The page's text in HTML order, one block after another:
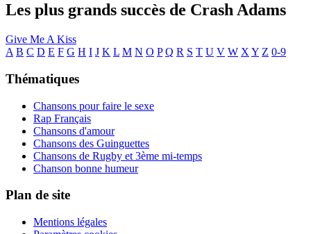
Les plus grands succès de Crash Adams
Give Me A Kiss
A B C D E F G H I J K L M N O P Q R S T U V W X Y Z 0-9
Thématiques
Chansons pour faire le sexe
Rap Français
Chansons d'amour
Chansons des Guinguettes
Chansons de Rugby et 3ème mi-temps
Chanson bonne humeur
Plan de site
Mentions légales